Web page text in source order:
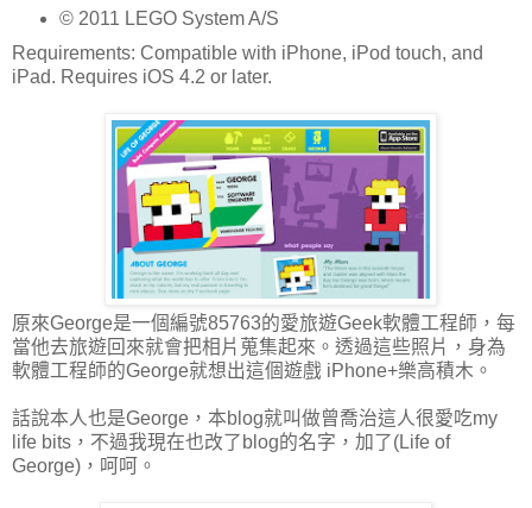
© 2011 LEGO System A/S
Requirements: Compatible with iPhone, iPod touch, and
iPad. Requires iOS 4.2 or later.
原來George是一個編號85763的愛旅遊Geek軟體工程師，每
當他去旅遊回來就會把相片蒐集起來。透過這些照片，身為
軟體工程師的George就想出這個遊戲 iPhone+樂高積木。
話說本人也是George，本blog就叫做曾喬治這人很愛吃my
life bits，不過我現在也改了blog的名字，加了(Life of
George)，呵呵。